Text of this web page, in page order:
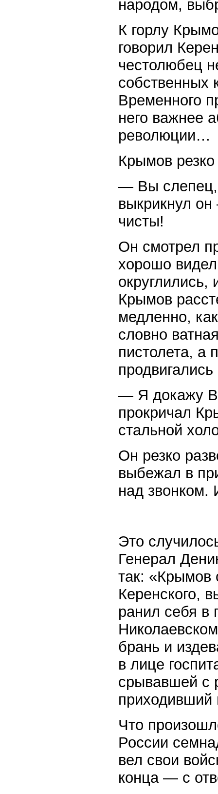
народом,
К горлу
говорил
честолюбец
собственных
Временного
него важнее
революции…
Крымов резко
— Вы слепец,
выкрикнул
чисты!
Он смотрел
хорошо
Крымов
медленно,
словно
пистолета, а
— Я докажу
прокричал
стальной
Он резко
выбежал в
над звонком.
Это
Генерал
так: «Крымов
Керенского,
ранил себя в
брань и
в лице
срывавшей с
приходивший
Что
России
вел свои
конца — с